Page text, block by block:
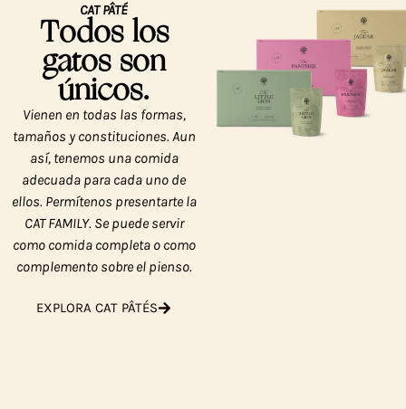
CAT PÂTÉ
Todos los
gatos son
únicos.
Vienen en todas las formas,
tamaños y constituciones. Aun
así, tenemos una comida
adecuada para cada uno de
ellos. Permítenos presentarte la
CAT FAMILY. Se puede servir
como comida completa o como
complemento sobre el pienso.
EXPLORA CAT PÂTÉS